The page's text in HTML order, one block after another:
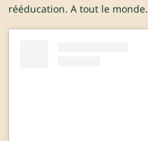
rééducation. A tout le monde.